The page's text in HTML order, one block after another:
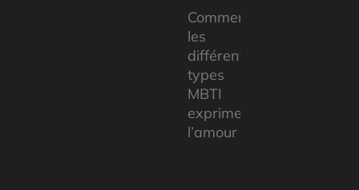
Comment
les
différents
types
MBTI
expriment
l’amour